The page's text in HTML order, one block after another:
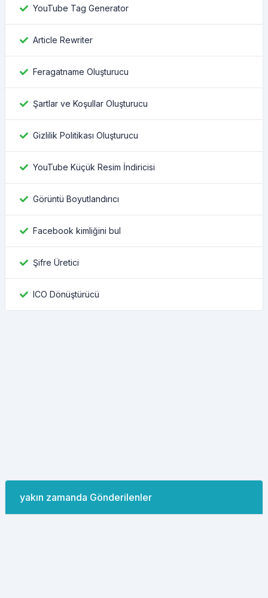
YouTube Tag Generator
Article Rewriter
Feragatname Oluşturucu
Şartlar ve Koşullar Oluşturucu
Gizlilik Politikası Oluşturucu
YouTube Küçük Resim İndiricisi
Görüntü Boyutlandırıcı
Facebook kimliğini bul
Şifre Üretici
ICO Dönüştürücü
yakın zamanda Gönderilenler